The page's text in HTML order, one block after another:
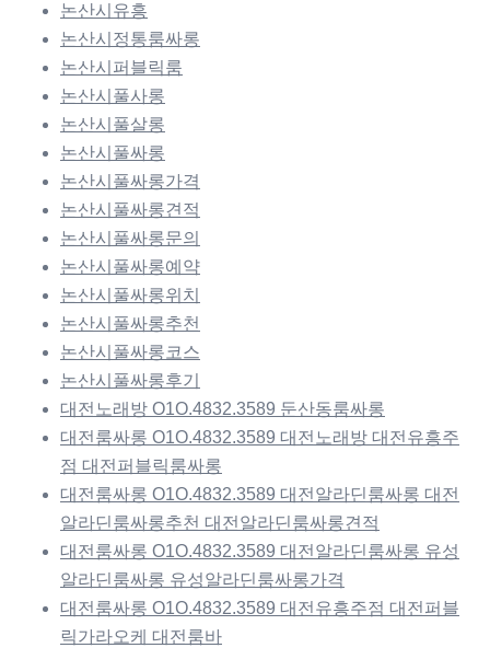
논산시유흥
논산시정통룸싸롱
논산시퍼블릭룸
논산시풀사롱
논산시풀살롱
논산시풀싸롱
논산시풀싸롱가격
논산시풀싸롱견적
논산시풀싸롱문의
논산시풀싸롱예약
논산시풀싸롱위치
논산시풀싸롱추천
논산시풀싸롱코스
논산시풀싸롱후기
대전노래방 O1O.4832.3589 둔산동룸싸롱
대전룸싸롱 O1O.4832.3589 대전노래방 대전유흥주
점 대전퍼블릭룸싸롱
대전룸싸롱 O1O.4832.3589 대전알라딘룸싸롱 대전
알라딘룸싸롱추천 대전알라딘룸싸롱견적
대전룸싸롱 O1O.4832.3589 대전알라딘룸싸롱 유성
알라딘룸싸롱 유성알라딘룸싸롱가격
대전룸싸롱 O1O.4832.3589 대전유흥주점 대전퍼블
릭가라오케 대전룸바